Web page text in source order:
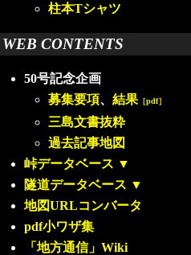
柱本Tシャツ
WEB CONTENTS
50号記念企画
募集要項、 結果 ［pdf］
三島文書抜粋
過去記事地図
峠データベース ▼
隧道データベース ▼
地図URLコンバータ
pdf小ワザ集
「地方通信」Wiki